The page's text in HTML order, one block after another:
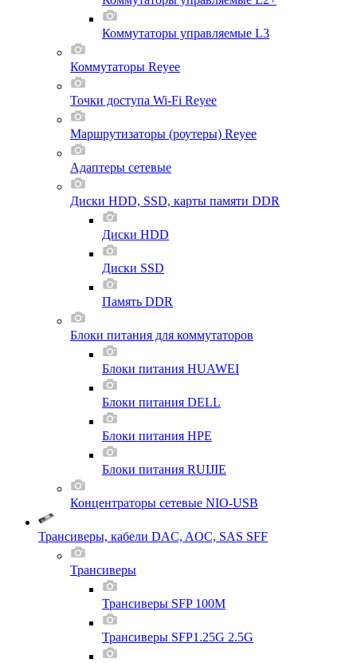
Коммутаторы управляемые L3
Коммутаторы Reyee
Точки доступа Wi-Fi Reyee
Маршрутизаторы (роутеры) Reyee
Адаптеры сетевые
Диски HDD, SSD, карты памяти DDR
Диски HDD
Диски SSD
Память DDR
Блоки питания для коммутаторов
Блоки питания HUAWEI
Блоки питания DELL
Блоки питания HPE
Блоки питания RUIJIE
Концентраторы сетевые NIO-USB
Трансиверы, кабели DAC, AOC, SAS SFF
Трансиверы
Трансиверы SFP 100M
Трансиверы SFP1.25G 2.5G